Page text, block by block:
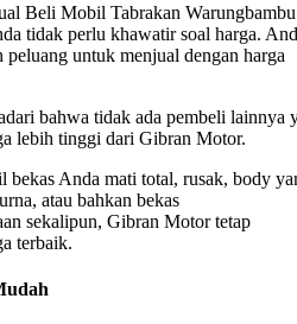
Beli Mobil Tabrakan
tidak perlu khawatir soal harga.
peluang untuk menjual dengan harga
bahwa tidak ada pembeli lainnya
lebih tinggi dari Gibran Motor.
bekas Anda mati total, rusak, body
atau bahkan bekas
sekalipun, Gibran Motor tetap
terbaik.